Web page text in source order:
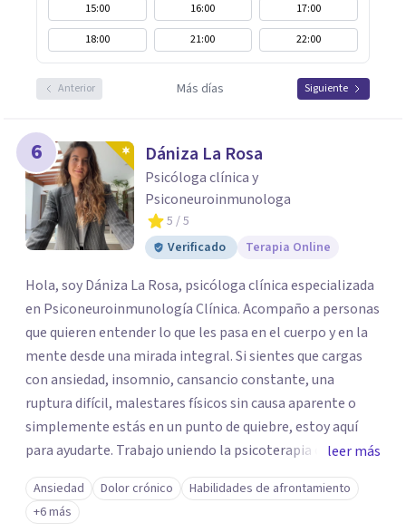
15:00 16:00
17:00
18:00
21:00 22:00
Anterior Más días Siguiente
6 Dániza La Rosa
Psicóloga clínica y
Psiconeuroinmunologa
5 / 5
Verificado
Terapia Online
Hola, soy Dániza La Rosa, psicóloga clínica especializada
en Psiconeuroinmunología Clínica. Acompaño a personas
que quieren entender lo que les pasa en el cuerpo y en la
mente desde una mirada integral. Si sientes que cargas
con ansiedad, insomnio, cansancio constante, una
ruptura difícil, malestares físicos sin causa aparente o
simplemente estás en un punto de quiebre, estoy aquí
para ayudarte. Trabajo uniendo la psicoterapia con el
conocimiento del sistema inmune, hormonal y nervioso,
para ir más allá del síntoma y descubrir qué hay detrás.
Mis sesiones son un espacio seguro, empático y sin
leer más
Ansiedad Dolor crónico
Habilidades de afrontamiento
+6 más